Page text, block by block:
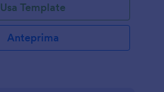
Usa Template
Anteprima